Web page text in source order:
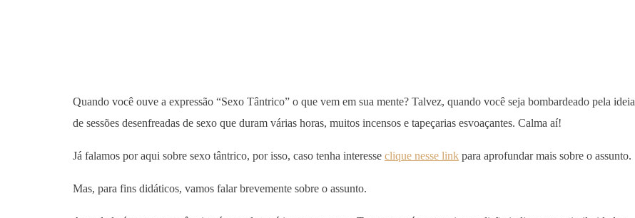
Quando você ouve a expressão “Sexo Tântrico” o que vem em sua mente? Talvez, quando você seja bombardeado pela ideia
de sessões desenfreadas de sexo que duram várias horas, muitos incensos e tapeçarias esvoaçantes. Calma aí!
Já falamos por aqui sobre sexo tântrico, por isso, caso tenha interesse clique nesse link para aprofundar mais sobre o assunto.
Mas, para fins didáticos, vamos falar brevemente sobre o assunto.